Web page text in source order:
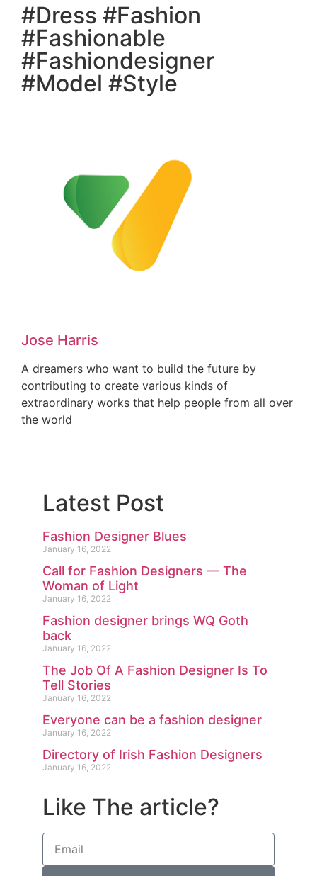
#Dress #Fashion
#Fashionable
#Fashiondesigner
#Model #Style
Jose Harris
A dreamers who want to build the future by
contributing to create various kinds of
extraordinary works that help people from all over
the world
Latest Post
Fashion Designer Blues
January 16, 2022
Call for Fashion Designers — The
Woman of Light
January 16, 2022
Fashion designer brings WQ Goth
back
January 16, 2022
The Job Of A Fashion Designer Is To
Tell Stories
January 16, 2022
Everyone can be a fashion designer
January 16, 2022
Directory of Irish Fashion Designers
January 16, 2022
Like The article?